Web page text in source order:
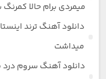
میمردی برام حالا
دانلود آهنگ ترند
میداشت
دانلود آهنگ سروم درد